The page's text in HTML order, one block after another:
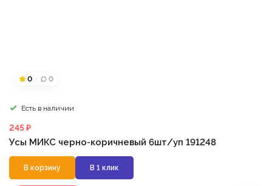
0 0
Есть в наличии
245 ₽
Усы МИКС черно-коричневый 6шт/уп 191248
В корзину В 1 клик